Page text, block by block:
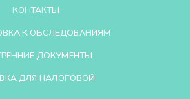
КОНТАКТЫ
К ОБСЛЕДОВАНИЯМ
ДОКУМЕНТЫ
ДЛЯ НАЛОГОВОЙ